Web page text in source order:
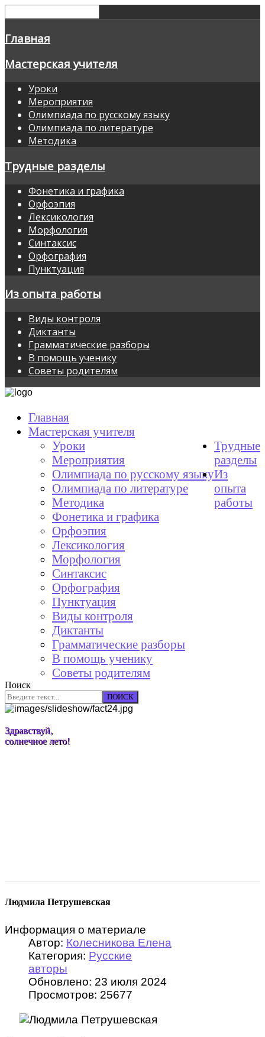
Главная
Мастерская учителя
Уроки
Мероприятия
Олимпиада по русскому языку
Олимпиада по литературе
Методика
Трудные разделы
Фонетика и графика
Орфоэпия
Лексикология
Морфология
Синтаксис
Орфография
Пунктуация
Из опыта работы
Виды контроля
Диктанты
Грамматические разборы
В помощь ученику
Советы родителям
Главная
Мастерская учителя
Уроки
Мероприятия
Олимпиада по русскому языку
Олимпиада по литературе
Методика
Трудные
разделы
Фонетика и графика
Орфоэпия
Лексикология
Морфология
Синтаксис
Орфография
Пунктуация
Из
опыта
работы
Виды контроля
Диктанты
Грамматические разборы
В помощь ученику
Советы родителям
Поиск
ПОИСК
Здравствуй,
солнечное лето!
Людмила Петрушевская
Информация о материале
Автор: Колесникова Елена
Категория: Русские
авторы
Обновлено: 23 июля 2024
Просмотров: 25677